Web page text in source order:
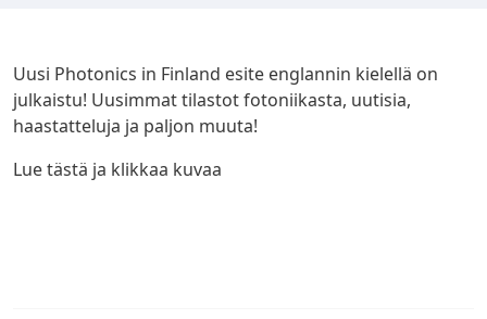
Uusi Photonics in Finland esite englannin kielellä on
julkaistu! Uusimmat tilastot fotoniikasta, uutisia,
haastatteluja ja paljon muuta!
Lue tästä ja klikkaa kuvaa